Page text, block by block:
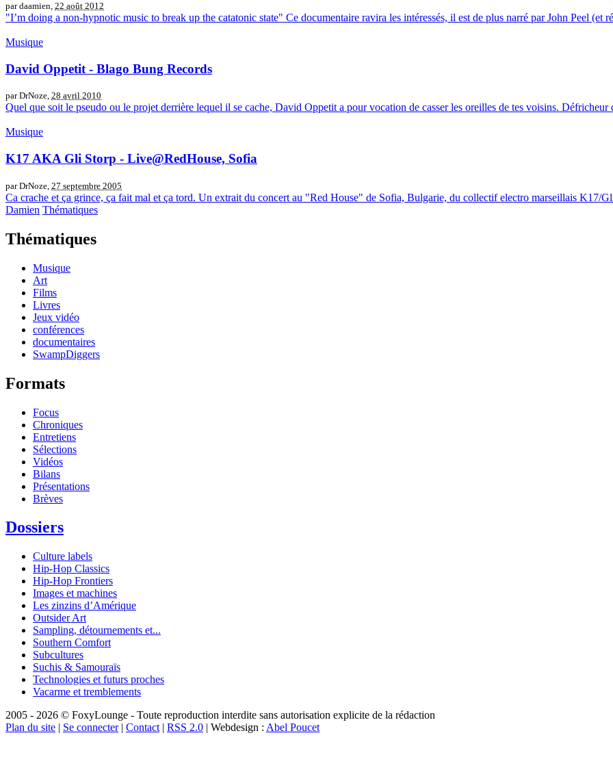
par daamien, 22 août 2012
"I’m doing a non-hypnotic music to break up the catatonic state" Ce documentaire ravira les intéressés, il est de plus narré par John Peel (et
Musique
David Oppetit - Blago Bung Records
par DrNoze, 28 avril 2010
Quel que soit le pseudo ou le projet derrière lequel il se cache, David Oppetit a pour vocation de casser les oreilles de tes voisins. Défricheur
Musique
K17 AKA Gli Storp - Live@RedHouse, Sofia
par DrNoze, 27 septembre 2005
Ca crache et ça grince, ça fait mal et ça tord. Un extrait du concert au "Red House" de Sofia, Bulgarie, du collectif electro marseillais K17/
Damien Thématiques
Thématiques
Musique
Art
Films
Livres
Jeux vidéo
conférences
documentaires
SwampDiggers
Formats
Focus
Chroniques
Entretiens
Sélections
Vidéos
Bilans
Présentations
Brèves
Dossiers
Culture labels
Hip-Hop Classics
Hip-Hop Frontiers
Images et machines
Les zinzins d’Amérique
Outsider Art
Sampling, détournements et...
Southern Comfort
Subcultures
Suchis & Samouraïs
Technologies et futurs proches
Vacarme et tremblements
2005 - 2026 © FoxyLounge - Toute reproduction interdite sans autorisation explicite de la rédaction
Plan du site | Se connecter| Contact | RSS 2.0 | Webdesign : Abel Poucet